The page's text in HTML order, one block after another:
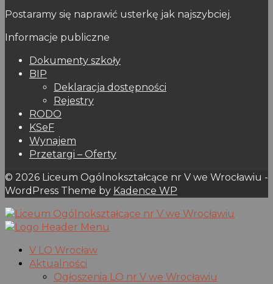
Postaramy się naprawić usterkę jak najszybciej.
Informacje publiczne
Dokumenty szkoły
BIP
Deklaracja dostępności
Rejestry
RODO
KSeF
Wynajem
Przetargi – Oferty
© 2026 Liceum Ogólnokształcące nr V we Wrocławiu -
WordPress Theme by Kadence WP
V LO Wrocław
Aktualności
Ogłoszenia LO nr V we Wrocławiu